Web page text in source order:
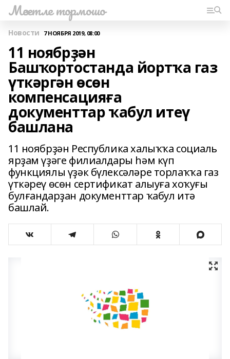
Мәсетле тормошо
Новости 7 НОЯБРЯ 2019, 08:00
11 ноябрҙән
Башҡортостанда йортҡа газ
үткәргән өсөн
компенсацияға
документтар ҡабул итеү
башлана
11 ноябрҙән Республика халыҡҡа социаль
ярҙам үҙәге филиалдары һәм күп
функциялы үҙәк бүлексәләре торлаҡҡа газ
үткәреү өсөн сертификат алыуға хоҡуғы
булғандарҙан документтар ҡабул итә
башлай.